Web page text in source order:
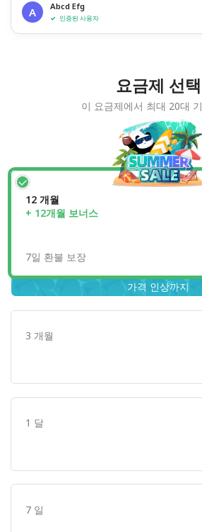
A Abcd Efg
인증된 사용자
요금제 선택
이 요금제에서 최대 20대
12 개월
+ 12개월 보너스
7일 환불 보장
가격 인상까지
3 개월
1 달
7 일